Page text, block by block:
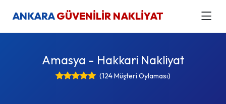
ANKARAGÜVENİLİR NAKLİYAT
Amasya - Hakkari Nakliyat
(124 Müşteri Oylaması)